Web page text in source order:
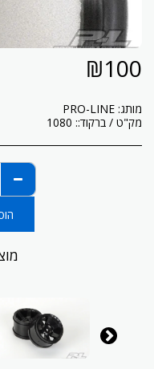
₪100
מותג: PRO-LINE
מק"ט / ברקוד:: 1080